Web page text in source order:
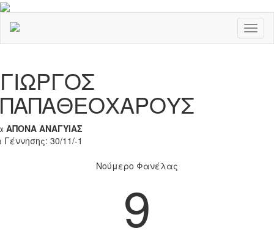
ΓΙΩΡΓΟΣ
ΠΑΠΑΘΕΟΧΑΡΟΥΣ
ΑΠΟΝΑ ΑΝΑΓΥΙΑΣ
30/11/-1
Νούμερο Φανέλας
9